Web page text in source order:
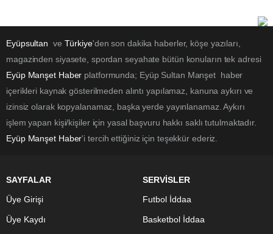
Eyüpsultan ve Türkiye'den son dakika haberler, köşe yazıları,
magazinden siyasete, spordan seyahate bütün konuların tek adresi
Eyüp Manşet Haber platformunda; Eyüp Sultan Manşet haber
içerikleri kaynak gösterilmeden alıntı yapılamaz, kanuna aykırı ve
izinsiz olarak kopyalanamaz, başka yerde yayınlanamaz. Aykırı
işlem yapan kişi/kişiler için yasal başvuru hakkı saklı tutulmaktadır.
Eyüp Manşet Haber'i tercih ettiğiniz için teşekkür ederiz.
SAYFALAR
Üye Girişi
Üye Kaydı
SERVİSLER
Futbol İddaa
Basketbol İddaa